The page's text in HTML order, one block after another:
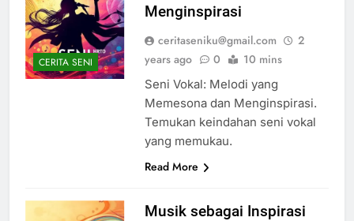
CERITA SENI
Menginspirasi
ceritaseniku@gmail.com
2
years ago
0 10 mins
Seni Vokal: Melodi yang
Memesona dan Menginspirasi.
Temukan keindahan seni vokal
yang memukau.
Read More
Musik sebagai Inspirasi